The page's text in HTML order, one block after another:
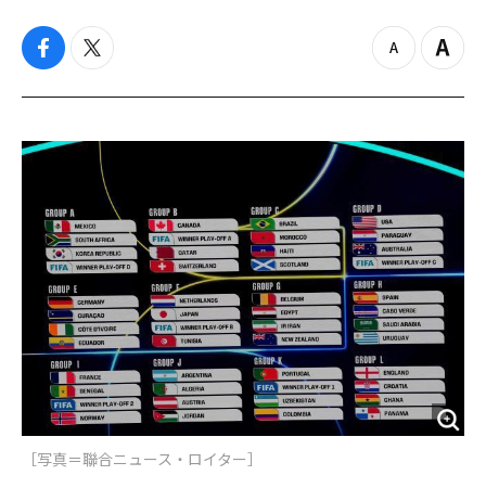
f
c
b
t
i
t
e
z
o
o
u
Z
o
i
n
［写真＝聯合ニュース・ロイター］